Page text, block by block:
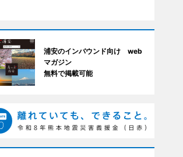
浦安のインバウンド向け web
マガジン
無料で掲載可能